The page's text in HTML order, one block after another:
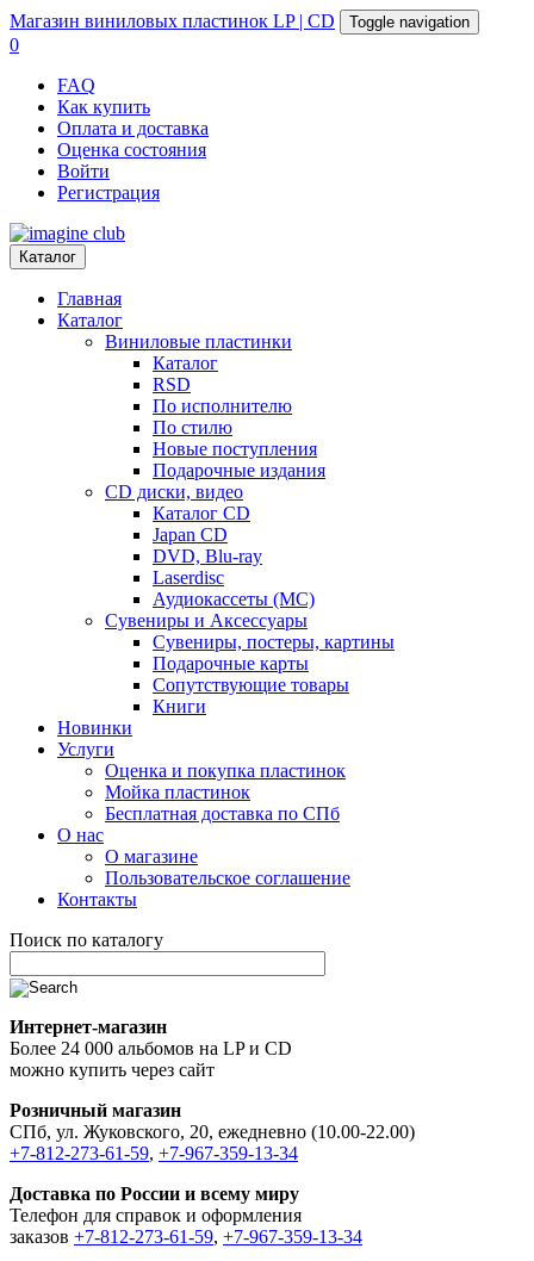
Магазин виниловых пластинок LP | CD Toggle navigation
0
FAQ
Как купить
Оплата и доставка
Оценка состояния
Войти
Регистрация
Каталог
Главная
Каталог
Виниловые пластинки
Каталог
RSD
По исполнителю
По стилю
Новые поступления
Подарочные издания
CD диски, видео
Каталог CD
Japan CD
DVD, Blu-ray
Laserdisc
Аудиокассеты (MC)
Сувениры и Аксессуары
Сувениры, постеры, картины
Подарочные карты
Сопутствующие товары
Книги
Новинки
Услуги
Оценка и покупка пластинок
Мойка пластинок
Бесплатная доставка по СПб
О нас
О магазине
Пользовательское соглашение
Контакты
Поиск по каталогу
Интернет-магазин
Более 24 000 альбомов на LP и CD
можно купить через сайт
Розничный магазин
СПб, ул. Жуковского, 20, ежедневно (10.00-22.00)
+7-812-273-61-59, +7-967-359-13-34
Доставка по России и всему миру
Телефон для справок и оформления
заказов +7-812-273-61-59, +7-967-359-13-34